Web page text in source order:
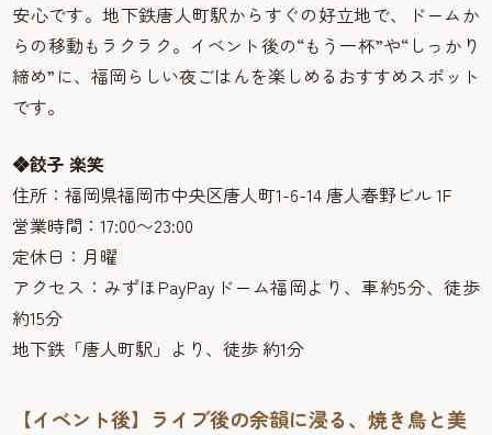
安心です。地下鉄唐人町駅からすぐの好立地で、ドームか
らの移動もラクラク。イベント後の“もう一杯”や“しっかり
締め”に、福岡らしい夜ごはんを楽しめるおすすめスポット
です。
❖餃子 楽笑
住所：福岡県福岡市中央区唐人町1-6-14 唐人春野ビル 1F
営業時間：17:00〜23:00
定休日：月曜
アクセス：みずほPayPayドーム福岡より、車約5分、徒歩
約15分
地下鉄「唐人町駅」より、徒歩 約1分
【イベント後】ライブ後の余韻に浸る、焼き鳥と美